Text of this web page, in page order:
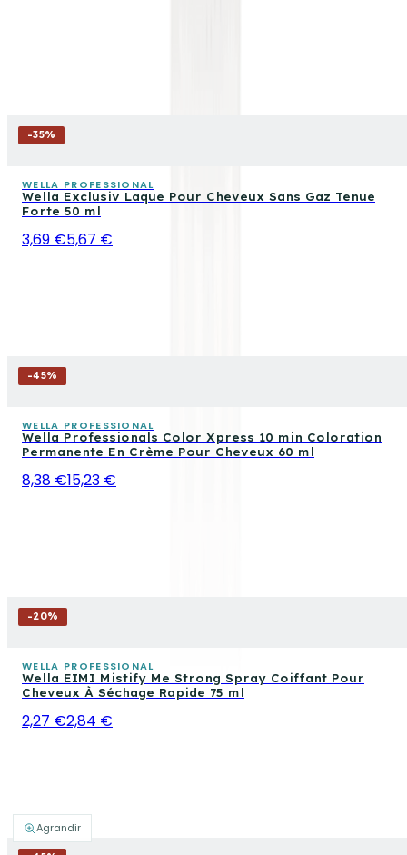
Agrandir
-35%
WELLA PROFESSIONAL
Wella Exclusiv Laque Pour Cheveux Sans Gaz Tenue
Forte 50 ml
3,69 €5,67 €
-45%
WELLA PROFESSIONAL
Wella Professionals Color Xpress 10 min Coloration
Permanente En Crème Pour Cheveux 60 ml
8,38 €15,23 €
-20%
WELLA PROFESSIONAL
Wella EIMI Mistify Me Strong Spray Coiffant Pour
Cheveux À Séchage Rapide 75 ml
2,27 €2,84 €